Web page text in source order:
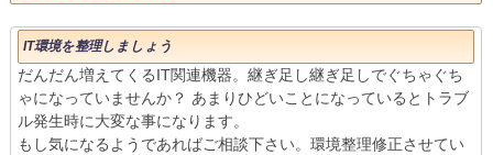
IT環境を整理しましょう
だんだん増えてくるIT関連機器。継ぎ足し継ぎ足しでぐちゃぐち
ゃになっていませんか？ あまりひどいことになっているとトラブ
ル発生時に大変な事になります。
もし気になるようであればご相談下さい。環境整理修正させてい